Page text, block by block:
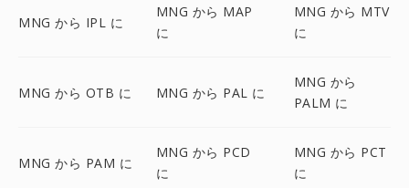
MNG から IPL に
MNG から MAP
に
MNG から MTV
に
MNG から OTB に MNG から PAL に
MNG から
PALM に
MNG から PAM に
MNG から PCD
に
MNG から PCT
に